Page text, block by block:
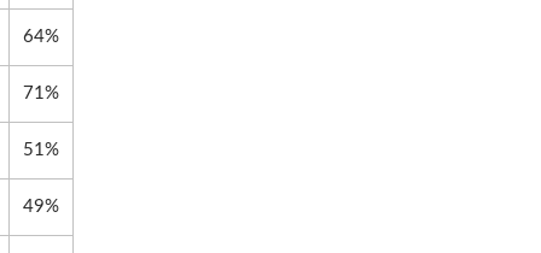
64%
71%
51%
49%